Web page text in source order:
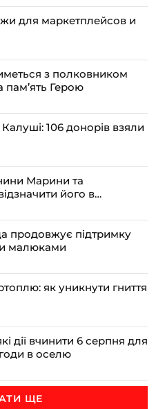
для маркетплейсов и
з полковником
Герою
106 донорів взяли
Марини та
його в
продовжує підтримку
малюками
як уникнути гниття
дії вчинити 6 серпня для
в оселю
ЩЕ